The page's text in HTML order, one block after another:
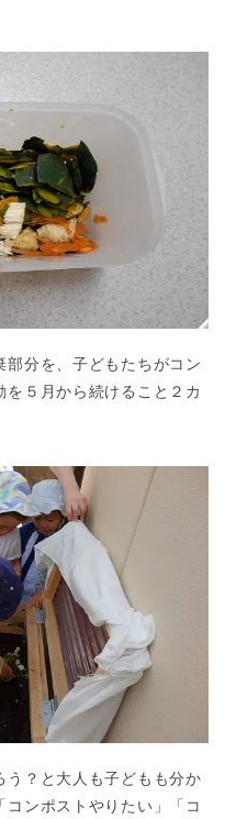
分を、子どもたちがコン
５月から続けること２カ
う？と大人も子どもも分か
コンポストやりたい」「コ